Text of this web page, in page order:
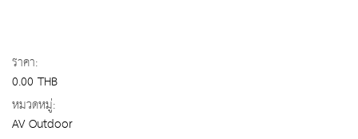
ราคา:
0.00 THB
หมวดหมู่:
AV Outdoor